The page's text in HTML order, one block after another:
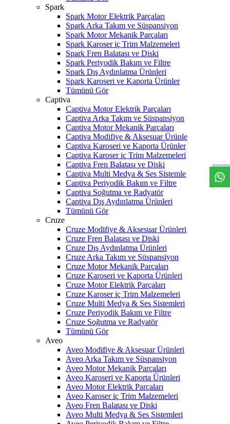
Spark
Spark Motor Elektrik Parçaları
Spark Arka Takım ve Süspansiyon
Spark Motor Mekanik Parçaları
Spark Karoser iç Trim Malzemeleri
Spark Fren Balatası ve Diski
Spark Periyodik Bakım ve Filtre
Spark Dış Aydınlatma Ürünleri
Spark Karoseri ve Kaporta Ürünler
Tümünü Gör
Captiva
Captiva Motor Elektrik Parçaları
Captiva Arka Takım ve Süspansiyon
Captiva Motor Mekanik Parçaları
Captiva Modifiye & Aksesuar Ürünle
Captiva Karoseri ve Kaporta Ürünler
Captiva Karoser iç Trim Malzemeleri
Captiva Fren Balatası ve Diski
Captiva Multi Medya & Ses Sistemle
Captiva Periyodik Bakım ve Filtre
Captiva Soğutma ve Radyatör
Captiva Dış Aydınlatma Ürünleri
Tümünü Gör
Cruze
Cruze Modifiye & Aksesuar Ürünleri
Cruze Fren Balatası ve Diski
Cruze Dış Aydınlatma Ürünleri
Cruze Arka Takım ve Süspansiyon
Cruze Motor Mekanik Parçaları
Cruze Karoseri ve Kaporta Ürünleri
Cruze Motor Elektrik Parçaları
Cruze Karoser iç Trim Malzemeleri
Cruze Multi Medya & Ses Sistemleri
Cruze Periyodik Bakım ve Filtre
Cruze Soğutma ve Radyatör
Tümünü Gör
Aveo
Aveo Modifiye & Aksesuar Ürünleri
Aveo Arka Takım ve Süspansiyon
Aveo Motor Mekanik Parçaları
Aveo Karoseri ve Kaporta Ürünleri
Aveo Motor Elektrik Parçaları
Aveo Karoser iç Trim Malzemeleri
Aveo Fren Balatası ve Diski
Aveo Multi Medya & Ses Sistemleri